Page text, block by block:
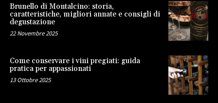
Brunello di Montalcino: storia,
caratteristiche, migliori annate e consigli di
degustazione
22 Novembre 2025
Come conservare i vini pregiati: guida
pratica per appassionati
13 Ottobre 2025